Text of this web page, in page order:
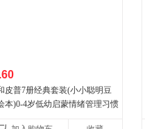
皮普7册经典套装(小小聪明豆
本)0-4岁低幼启蒙情绪管理习惯